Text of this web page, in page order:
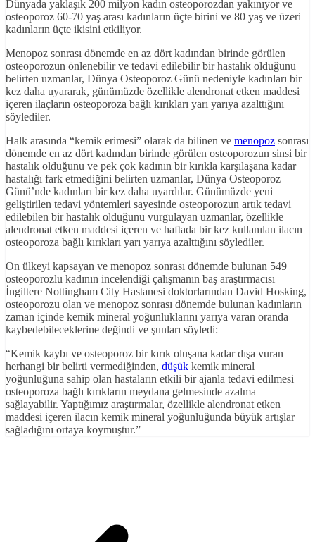
Dünyada yaklaşık 200 milyon kadın osteoporozdan yakınıyor ve
osteoporoz 60-70 yaş arası kadınların üçte birini ve 80 yaş ve üzeri
kadınların üçte ikisini etkiliyor.
Menopoz sonrası dönemde en az dört kadından birinde görülen
osteoporozun önlenebilir ve tedavi edilebilir bir hastalık olduğunu
belirten uzmanlar, Dünya Osteoporoz Günü nedeniyle kadınları bir
kez daha uyararak, günümüzde özellikle alendronat etken maddesi
içeren ilaçların osteoporoza bağlı kırıkları yarı yarıya azalttığını
söylediler.
Halk arasında “kemik erimesi” olarak da bilinen ve menopoz sonrası
dönemde en az dört kadından birinde görülen osteoporozun sinsi bir
hastalık olduğunu ve pek çok kadının bir kırıkla karşılaşana kadar
hastalığı fark etmediğini belirten uzmanlar, Dünya Osteoporoz
Günü’nde kadınları bir kez daha uyardılar. Günümüzde yeni
geliştirilen tedavi yöntemleri sayesinde osteoporozun artık tedavi
edilebilen bir hastalık olduğunu vurgulayan uzmanlar, özellikle
alendronat etken maddesi içeren ve haftada bir kez kullanılan ilacın
osteoporoza bağlı kırıkları yarı yarıya azalttığını söylediler.
On ülkeyi kapsayan ve menopoz sonrası dönemde bulunan 549
osteoporozlu kadının incelendiği çalışmanın baş araştırmacısı
İngiltere Nottingham City Hastanesi doktorlarından David Hosking,
osteoporozu olan ve menopoz sonrası dönemde bulunan kadınların
zaman içinde kemik mineral yoğunluklarını yarıya varan oranda
kaybedebileceklerine değindi ve şunları söyledi:
“Kemik kaybı ve osteoporoz bir kırık oluşana kadar dışa vuran
herhangi bir belirti vermediğinden, düşük kemik mineral
yoğunluğuna sahip olan hastaların etkili bir ajanla tedavi edilmesi
osteoporoza bağlı kırıkların meydana gelmesinde azalma
sağlayabilir. Yaptığımız araştırmalar, özellikle alendronat etken
maddesi içeren ilacın kemik mineral yoğunluğunda büyük artışlar
sağladığını ortaya koymuştur.”